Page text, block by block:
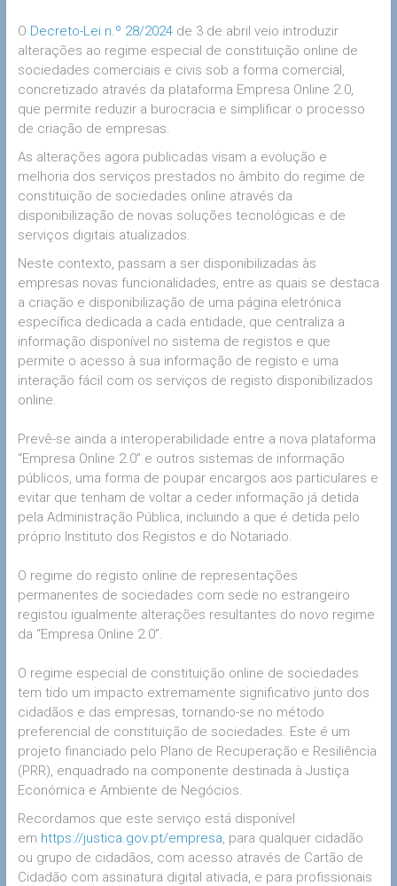
O Decreto-Lei n.º 28/2024de 3 de abril veio introduzir
alterações ao regime especial de constituição online de
sociedades comerciais e civis sob a forma comercial,
concretizado através da plataforma Empresa Online 2.0,
que permite reduzir a burocracia e simplificar o processo
de criação de empresas.
As alterações agora publicadas visam a evolução e
melhoria dos serviços prestados no âmbito do regime de
constituição de sociedades online através da
disponibilização de novas soluções tecnológicas e de
serviços digitais atualizados.
Neste contexto, passam a ser disponibilizadas às
empresas novas funcionalidades, entre as quais se destaca
a criação e disponibilização de uma página eletrónica
específica dedicada a cada entidade, que centraliza a
informação disponível no sistema de registos e que
permite o acesso à sua informação de registo e uma
interação fácil com os serviços de registo disponibilizados
online.
Prevê-se ainda a interoperabilidade entre a nova plataforma
“Empresa Online 2.0” e outros sistemas de informação
públicos, uma forma de poupar encargos aos particulares e
evitar que tenham de voltar a ceder informação já detida
pela Administração Pública, incluindo a que é detida pelo
próprio Instituto dos Registos e do Notariado.
O regime do registo online de representações
permanentes de sociedades com sede no estrangeiro
registou igualmente alterações resultantes do novo regime
da “Empresa Online 2.0”.
O regime especial de constituição online de sociedades
tem tido um impacto extremamente significativo junto dos
cidadãos e das empresas, tornando-se no método
preferencial de constituição de sociedades. Este é um
projeto financiado pelo Plano de Recuperação e Resiliência
(PRR), enquadrado na componente destinada à Justiça
Económica e Ambiente de Negócios.
Recordamos que este serviço está disponível
em https://justica.gov.pt/empresa, para qualquer cidadão
ou grupo de cidadãos, com acesso através de Cartão de
Cidadão com assinatura digital ativada, e para profissionais